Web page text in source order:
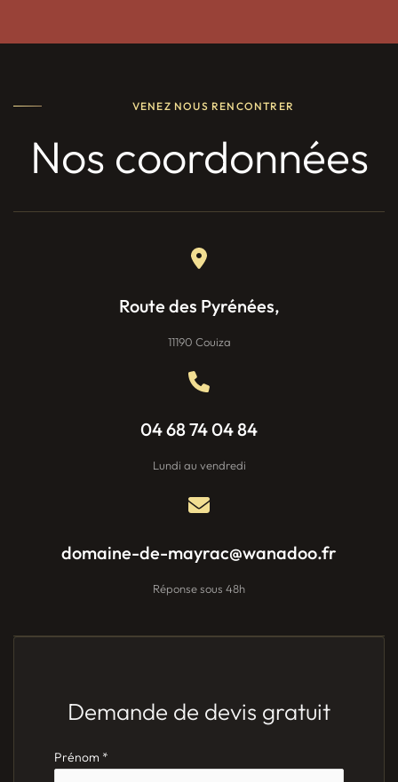
VENEZ NOUS RENCONTRER
Nos coordonnées
Route des Pyrénées,
11190 Couiza
04 68 74 04 84
Lundi au vendredi
domaine-de-mayrac@wanadoo.fr
Réponse sous 48h
Demande de devis gratuit
Formulaire
Prénom *